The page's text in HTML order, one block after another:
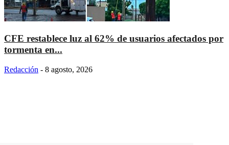
CFE restablece luz al 62% de usuarios afectados por
tormenta en...
Redacción - 8 agosto, 2026